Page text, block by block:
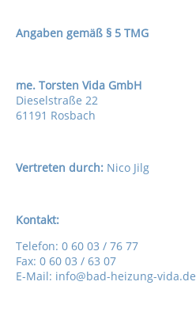
Angaben gemäß § 5 TMG
me. Torsten Vida GmbH
Dieselstraße 22
61191 Rosbach
Vertreten durch: Nico Jilg
Kontakt:
Telefon: 0 60 03 / 76 77
Fax: 0 60 03 / 63 07
E-Mail: info@bad-heizung-vida.de